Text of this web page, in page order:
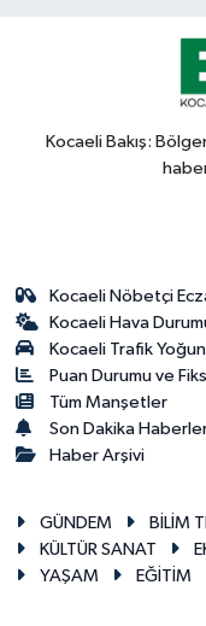
Kocaeli Bakış:
Kocaeli Nöbetçi
Kocaeli Hava
Kocaeli Trafik
Puan Durumu ve
Tüm Manşetler
Son Dakika
Haber Arşivi
GÜNDEM BİLİM
KÜLTÜR SANAT
YAŞAM
EĞİTİM